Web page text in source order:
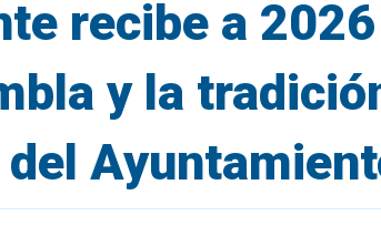
recibe a 2026
y la
del